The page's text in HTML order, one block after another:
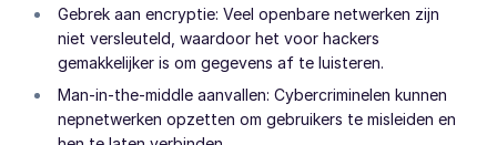
Gebrek aan encryptie: Veel openbare netwerken zijn
niet versleuteld, waardoor het voor hackers
gemakkelijker is om gegevens af te luisteren.
Man-in-the-middle aanvallen: Cybercriminelen kunnen
nepnetwerken opzetten om gebruikers te misleiden en